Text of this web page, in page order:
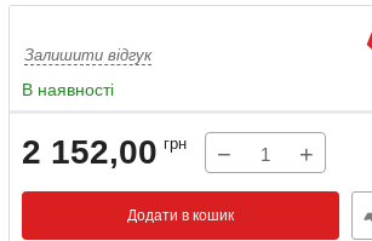
Залишити відгук
В наявності
2 152,00 грн − +
Додати в кошик